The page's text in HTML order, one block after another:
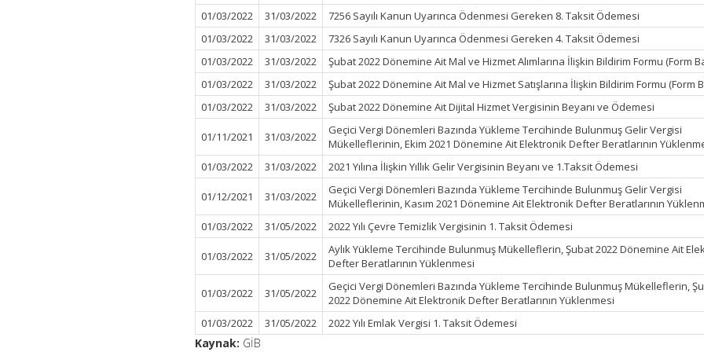
01/03/2022
31/03/2022
7256 Sayılı Kanun Uyarınca Ödenmesi Gereken 8. Taksit Ödemesi
01/03/2022
31/03/2022
7326 Sayılı Kanun Uyarınca Ödenmesi Gereken 4. Taksit Ödemesi
01/03/2022
31/03/2022
Şubat 2022 Dönemine Ait Mal ve Hizmet Alımlarına İlişkin Bildirim Formu (Form
01/03/2022
31/03/2022
Şubat 2022 Dönemine Ait Mal ve Hizmet Satışlarına İlişkin Bildirim Formu (Form
01/03/2022
31/03/2022 Şubat 2022 Dönemine Ait Dijital Hizmet Vergisinin Beyanı ve Ödemesi
01/11/2021 31/03/2022
Geçici Vergi Dönemleri Bazında Yükleme Tercihinde Bulunmuş Gelir Vergisi
Mükelleflerinin, Ekim 2021 Dönemine Ait Elektronik Defter Beratlarının
01/03/2022
31/03/2022 2021 Yılına İlişkin Yıllık Gelir Vergisinin Beyanı ve 1.Taksit Ödemesi
01/12/2021 31/03/2022
Geçici Vergi Dönemleri Bazında Yükleme Tercihinde Bulunmuş Gelir Vergisi
Mükelleflerinin, Kasım 2021 Dönemine Ait Elektronik Defter Beratlarının
01/03/2022
31/05/2022 2022 Yılı Çevre Temizlik Vergisinin 1. Taksit Ödemesi
01/03/2022 31/05/2022
Aylık Yükleme Tercihinde Bulunmuş Mükelleflerin, Şubat 2022 Dönemine Ait
Defter Beratlarının Yüklenmesi
01/03/2022 31/05/2022
Geçici Vergi Dönemleri Bazında Yükleme Tercihinde Bulunmuş Mükelleflerin,
2022 Dönemine Ait Elektronik Defter Beratlarının Yüklenmesi
01/03/2022
31/05/2022 2022 Yılı Emlak Vergisi 1. Taksit Ödemesi
Kaynak: GİB